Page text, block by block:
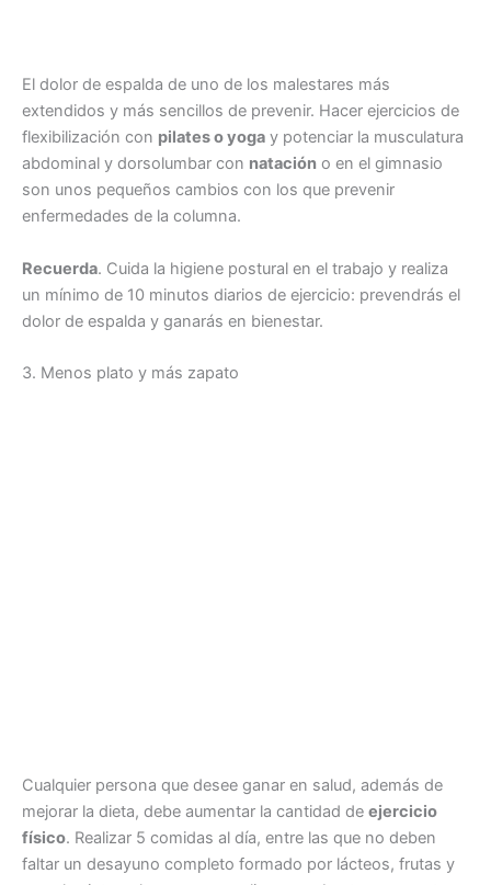
El dolor de espalda de uno de los malestares más
extendidos y más sencillos de prevenir. Hacer ejercicios de
flexibilización con pilates o yoga y potenciar la musculatura
abdominal y dorsolumbar con natación o en el gimnasio
son unos pequeños cambios con los que prevenir
enfermedades de la columna.
Recuerda. Cuida la higiene postural en el trabajo y realiza
un mínimo de 10 minutos diarios de ejercicio: prevendrás el
dolor de espalda y ganarás en bienestar.
3. Menos plato y más zapato
Cualquier persona que desee ganar en salud, además de
mejorar la dieta, debe aumentar la cantidad de ejercicio
físico. Realizar 5 comidas al día, entre las que no deben
faltar un desayuno completo formado por lácteos, frutas y